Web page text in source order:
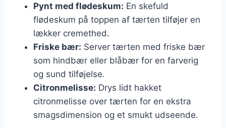
Pynt med flødeskum: En skefuld
flødeskum på toppen af tærten tilføjer en
lækker cremethed.
Friske bær: Server tærten med friske bær
som hindbær eller blåbær for en farverig
og sund tilføjelse.
Citronmelisse: Drys lidt hakket
citronmelisse over tærten for en ekstra
smagsdimension og et smukt udseende.